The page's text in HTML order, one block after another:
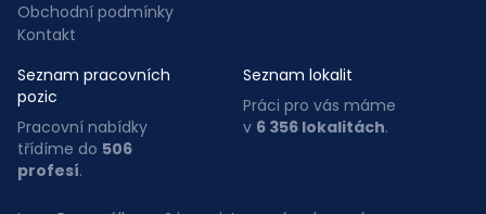
Obchodní podmínky
Kontakt
Seznam pracovních
pozic
Pracovní nabídky
třídíme do 506
profesí.
Seznam lokalit
Práci pro vás máme
v 6 356 lokalitách.